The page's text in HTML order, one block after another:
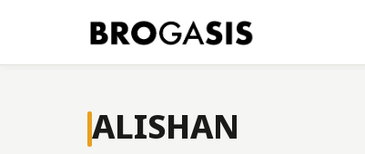
ALISHAN